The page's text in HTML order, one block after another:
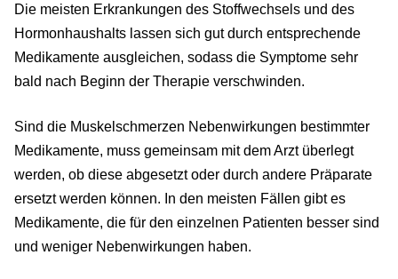
Die meisten Erkrankungen des Stoffwechsels und des
Hormonhaushalts lassen sich gut durch entsprechende
Medikamente ausgleichen, sodass die Symptome sehr
bald nach Beginn der Therapie verschwinden.
Sind die Muskelschmerzen Nebenwirkungen bestimmter
Medikamente, muss gemeinsam mit dem Arzt überlegt
werden, ob diese abgesetzt oder durch andere Präparate
ersetzt werden können. In den meisten Fällen gibt es
Medikamente, die für den einzelnen Patienten besser sind
und weniger Nebenwirkungen haben.